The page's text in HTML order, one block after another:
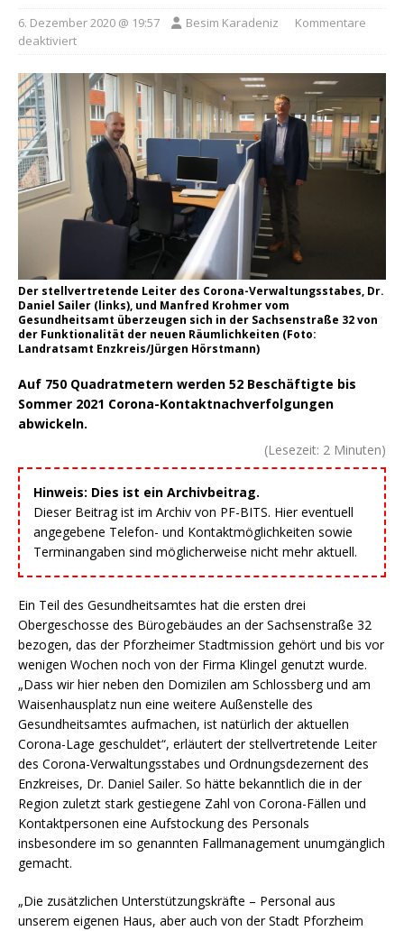
6. Dezember 2020 @ 19:57 Besim Karadeniz
Kommentare
deaktiviert
Der stellvertretende Leiter des Corona-Verwaltungsstabes, Dr.
Daniel Sailer (links), und Manfred Krohmer vom
Gesundheitsamt überzeugen sich in der Sachsenstraße 32 von
der Funktionalität der neuen Räumlichkeiten (Foto:
Landratsamt Enzkreis/Jürgen Hörstmann)
Auf 750 Quadratmetern werden 52 Beschäftigte bis
Sommer 2021 Corona-Kontaktnachverfolgungen
abwickeln.
(Lesezeit: 2 Minuten)
Hinweis: Dies ist ein Archivbeitrag.
Dieser Beitrag ist im Archiv von PF-BITS. Hier eventuell
angegebene Telefon- und Kontaktmöglichkeiten sowie
Terminangaben sind möglicherweise nicht mehr aktuell.
Ein Teil des Gesundheitsamtes hat die ersten drei
Obergeschosse des Bürogebäudes an der Sachsenstraße 32
bezogen, das der Pforzheimer Stadtmission gehört und bis vor
wenigen Wochen noch von der Firma Klingel genutzt wurde.
„Dass wir hier neben den Domizilen am Schlossberg und am
Waisenhausplatz nun eine weitere Außenstelle des
Gesundheitsamtes aufmachen, ist natürlich der aktuellen
Corona-Lage geschuldet“, erläutert der stellvertretende Leiter
des Corona-Verwaltungsstabes und Ordnungsdezernent des
Enzkreises, Dr. Daniel Sailer. So hätte bekanntlich die in der
Region zuletzt stark gestiegene Zahl von Corona-Fällen und
Kontaktpersonen eine Aufstockung des Personals
insbesondere im so genannten Fallmanagement unumgänglich
gemacht.
„Die zusätzlichen Unterstützungskräfte – Personal aus
unserem eigenen Haus, aber auch von der Stadt Pforzheim